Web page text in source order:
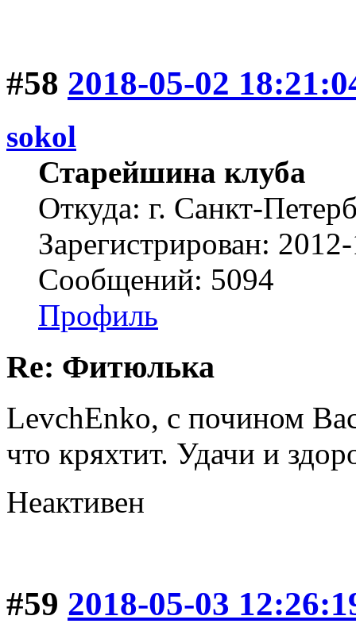
#58 2018-05-02
sokol
Старейшина клуба
Откуда: г. Санкт-
Зарегистрирован:
Сообщений: 5094
Профиль
Re: Фитюлька
LevchEnko, с почином
что кряхтит. Удачи и
Неактивен
#59 2018-05-03